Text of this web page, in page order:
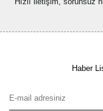
Haber